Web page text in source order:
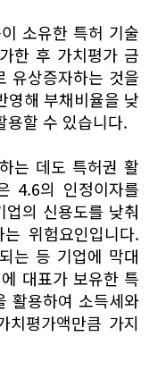
소유한 특허 기술
한 후 가치평가 금
유상증자하는 것을
영해 부채비율을 낮
용할 수 있습니다.
는 데도 특허권 활
4.6의 인정이자를
의 신용도를 낮춰
위험요인입니다.
는 등 기업에 막대
대표가 보유한 특
활용하여 소득세와
치평가액만큼 가지